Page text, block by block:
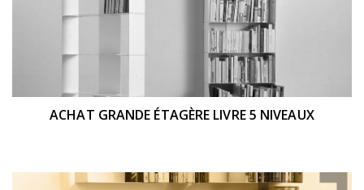
ACHAT GRANDE ÉTAGÈRE LIVRE 5 NIVEAUX